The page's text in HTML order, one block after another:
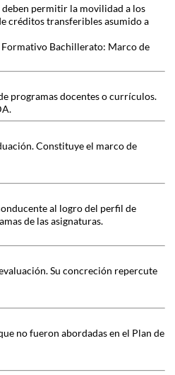
permitir la movilidad a los
créditos transferibles asumido a
Bachillerato: Marco de
programas docentes o currículos.
Constituye el marco de
al logro del perfil de
de las asignaturas.
Su concreción repercute
no fueron abordadas en el Plan de